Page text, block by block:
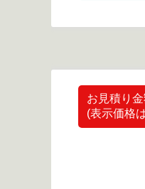
お見積り
(表示価格